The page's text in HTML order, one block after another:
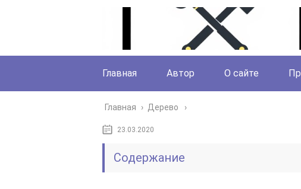
Главная Автор О сайте
Главная › Дерево
23.03.2020
Содержание